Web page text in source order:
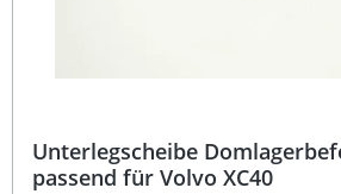
Unterlegscheibe
passend für Volvo XC40